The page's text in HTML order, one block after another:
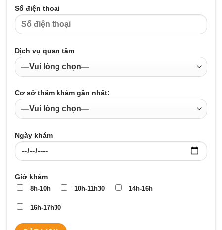
Số điện thoại
Dịch vụ quan tâm
Cơ sở thăm khám gần nhất:
Ngày khám
Giờ khám
8h-10h 10h-11h30 14h-16h
16h-17h30